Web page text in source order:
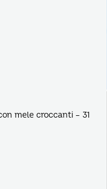
mele croccanti – 31